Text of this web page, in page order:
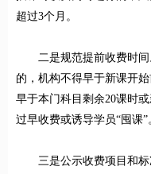
超过3个月。
二是规范提前收费时间
的，机构不得早于新课开
早于本门科目剩余20课时
过早收费或诱导学员“囤课”
三是公示收费项目和标